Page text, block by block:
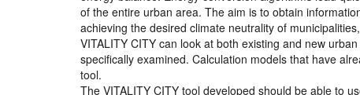
of the entire urban area. The aim is to obtain
achieving the desired climate neutrality of
VITALITY CITY can look at both existing and new
specifically examined. Calculation models that have
tool.
The VITALITY CITY tool developed should be able to